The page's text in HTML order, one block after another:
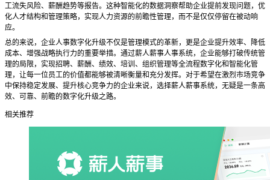
工流失风险、薪酬趋势等报告。这种智能化的数据洞察帮助企业提前发现问题，优
化人才结构和管理策略，实现人力资源的前瞻性管理，而不是仅仅停留在被动响
应。
总的来说，企业人事数字化升级不仅是管理模式的革新，更是企业提升效率、降低
成本、增强战略执行力的重要举措。通过薪人薪事人事系统，企业能够打破传统管
理的局限，实现招聘、薪酬、绩效、培训、组织管理等全流程数字化和智能化管
理，让每一位员工的价值都能够被清晰衡量和充分发挥。对于希望在激烈市场竞争
中保持稳定发展、提升核心竞争力的企业来说，选择薪人薪事系统，无疑是一条高
效、可靠、前瞻的数字化升级之路。
相关推荐